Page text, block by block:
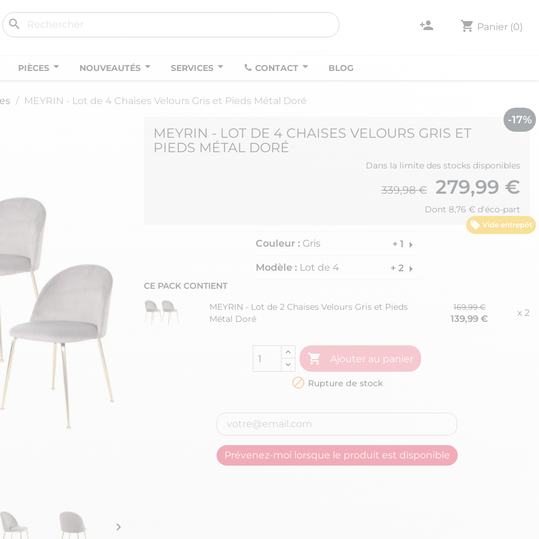
search person_add shopping_cart Panier (0)
PIÈCES NOUVEAUTÉS SERVICES CONTACT BLOG
MEYRIN - Lot de 4 Chaises Velours Gris et Pieds Métal Doré

Vide entrepôt
-17%
MEYRIN - LOT DE 4 CHAISES VELOURS GRIS ET
PIEDS MÉTAL DORÉ
Dans la limite des stocks disponibles
339,98 € 279,99 €
Dont 8,76 € d'éco-part
Couleur : Gris + 1 arrow_right
Modèle : Lot de 4 + 2 arrow_right
CE PACK CONTIENT
MEYRIN - Lot de 2 Chaises Velours Gris et Pieds
Métal Doré
169,99 €
139,99 €
x 2
 Ajouter au panier
 Rupture de stock
Prévenez-moi lorsque le produit est disponible